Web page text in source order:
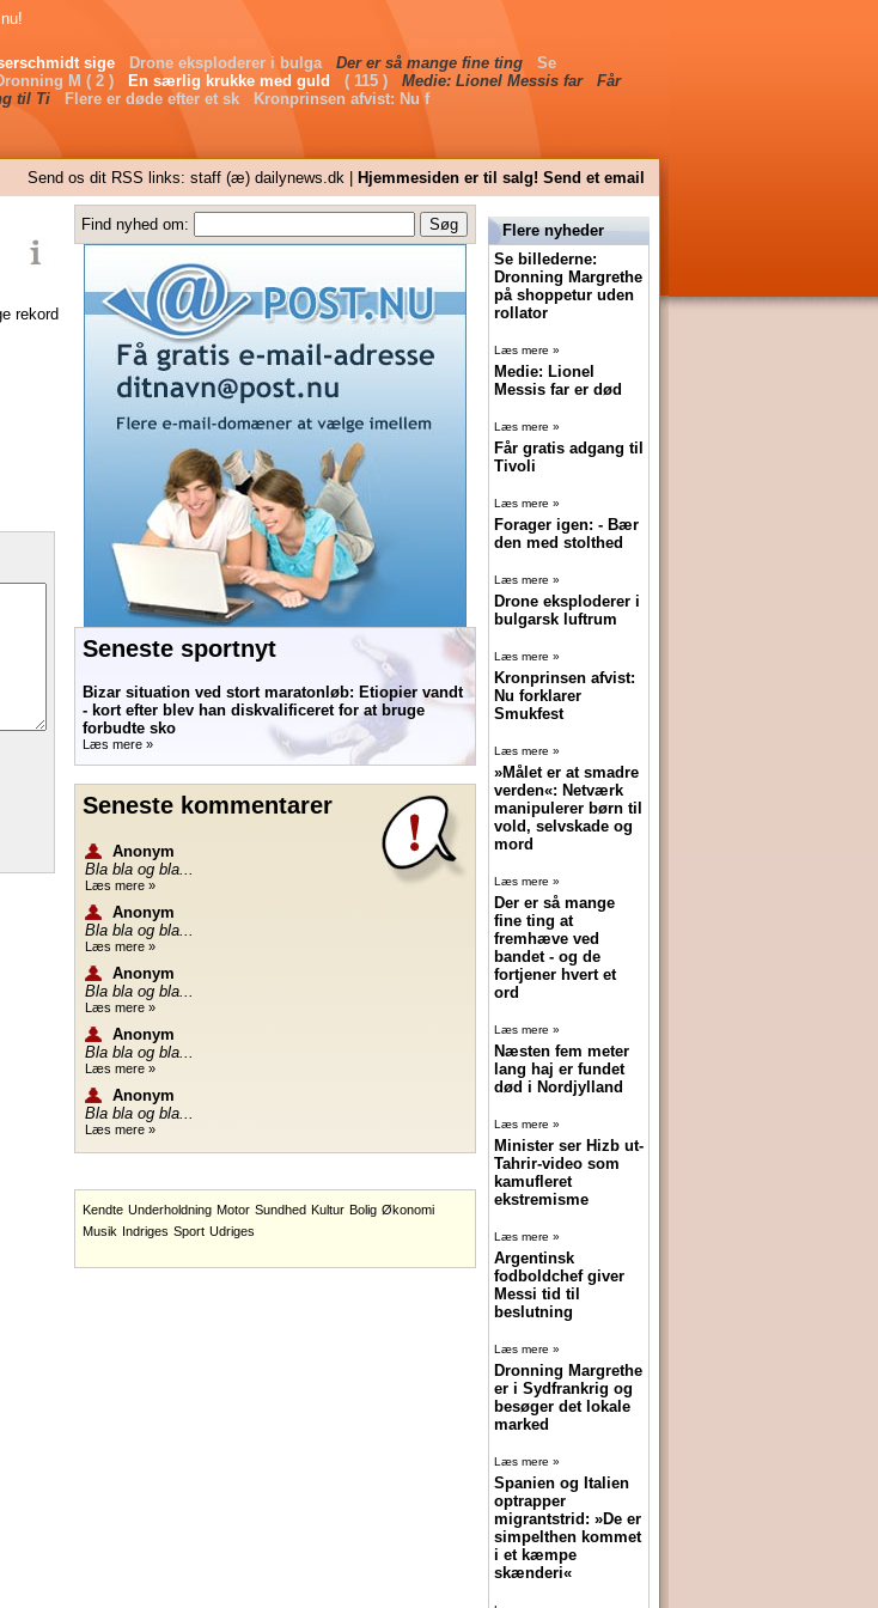
sige Drone eksploderer i bulga Der er så mange fine ting
Se
M ( 2 )
En særlig krukke med guld ( 115 ) Medie: Lionel Messis far
Får
til Ti
Flere er døde efter et sk Kronprinsen afvist: Nu f
Send os dit RSS links: staff (æ) dailynews.dk | Hjemmesiden er til salg! Send et email
rekord
Find nyhed om:
Seneste sportnyt
Bizar situation ved stort maratonløb: Etiopier vandt
- kort efter blev han diskvalificeret for at bruge
forbudte sko
Læs mere »
Seneste kommentarer
Anonym
Bla bla og bla...
Læs mere »
Anonym
Bla bla og bla...
Læs mere »
Anonym
Bla bla og bla...
Læs mere »
Anonym
Bla bla og bla...
Læs mere »
Anonym
Bla bla og bla...
Læs mere »
Kendte Underholdning Motor Sundhed Kultur Bolig Økonomi
Musik Indriges Sport Udriges
Flere nyheder
Se billederne:
Dronning Margrethe
på shoppetur uden
rollator
Læs mere »
Medie: Lionel
Messis far er død
Læs mere »
Får gratis adgang til
Tivoli
Læs mere »
Forager igen: - Bær
den med stolthed
Læs mere »
Drone eksploderer i
bulgarsk luftrum
Læs mere »
Kronprinsen afvist:
Nu forklarer
Smukfest
Læs mere »
»Målet er at smadre
verden«: Netværk
manipulerer børn til
vold, selvskade og
mord
Læs mere »
Der er så mange
fine ting at
fremhæve ved
bandet - og de
fortjener hvert et
ord
Læs mere »
Næsten fem meter
lang haj er fundet
død i Nordjylland
Læs mere »
Minister ser Hizb ut-
Tahrir-video som
kamufleret
ekstremisme
Læs mere »
Argentinsk
fodboldchef giver
Messi tid til
beslutning
Læs mere »
Dronning Margrethe
er i Sydfrankrig og
besøger det lokale
marked
Læs mere »
Spanien og Italien
optrapper
migrantstrid: »De er
simpelthen kommet
i et kæmpe
skænderi«